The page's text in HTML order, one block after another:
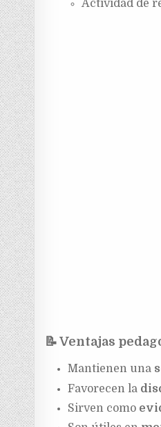
Actividad de
📝 Ventajas
Mantienen una
Favorecen la
Sirven como